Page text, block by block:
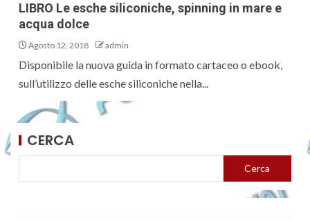
LIBRO Le esche siliconiche, spinning in mare e
acqua dolce
Agosto 12, 2018 admin
Disponibile la nuova guida in formato cartaceo o ebook,
sull’utilizzo delle esche siliconiche nella...
CERCA
Cerca